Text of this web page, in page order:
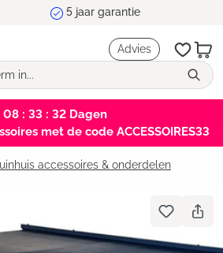
5 jaar garantie
Advies
08 : 33 : 32Dagen
met de code ACCESSOIRES33
accessoires & onderdelen